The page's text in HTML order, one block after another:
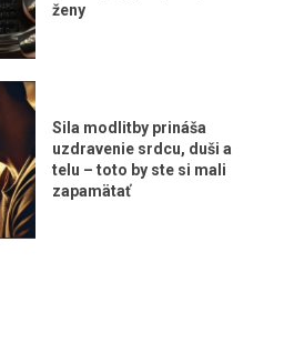
ženy
Sila modlitby prináša
uzdravenie srdcu, duši a
telu – toto by ste si mali
zapamätať